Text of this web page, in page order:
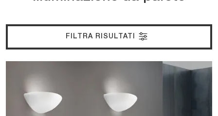
FILTRA RISULTATI